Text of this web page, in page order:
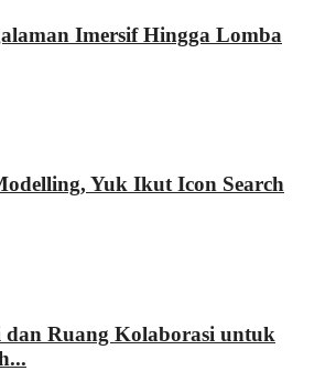
Imersif Hingga Lomba
Yuk Ikut Icon Search
dan Ruang Kolaborasi untuk